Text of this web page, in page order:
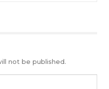
not be published.